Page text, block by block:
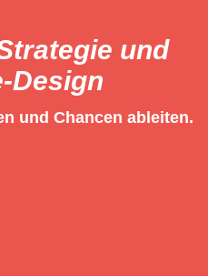
und
Design
und Chancen ableiten.